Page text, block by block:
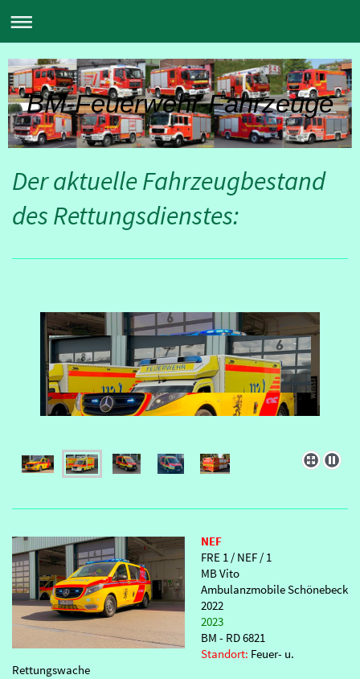
BM-Feuerwehr-Fahrzeuge
Der aktuelle Fahrzeugbestand
des Rettungsdienstes:
NEF
FRE 1 / NEF / 1
MB Vito
Ambulanzmobile Schönebeck
2022
2023
BM - RD 6821
Standort: Feuer- u.
Rettungswache